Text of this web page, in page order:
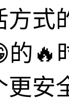
方式
的🔥
更安